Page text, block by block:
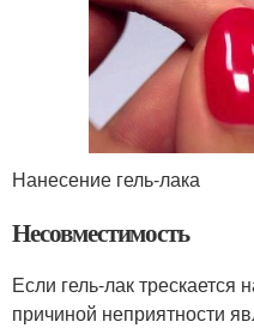
Нанесение гель-лака
Несовместимость
Если гель-лак трескается
причиной неприятности